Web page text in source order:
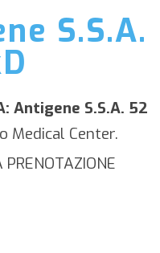
S.S.A.
Antigene S.S.A. 52
Medical Center.
PRENOTAZIONE